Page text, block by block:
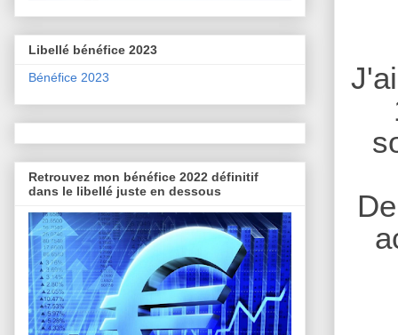
Libellé bénéfice 2023
Bénéfice 2023
Retrouvez mon bénéfice 2022 définitif
dans le libellé juste en dessous